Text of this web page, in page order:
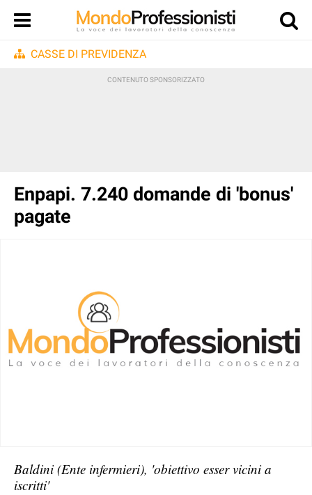
CASSE DI PREVIDENZA
Enpapi. 7.240 domande di 'bonus'
pagate
Baldini (Ente infermieri), 'obiettivo esser vicini a
iscritti'